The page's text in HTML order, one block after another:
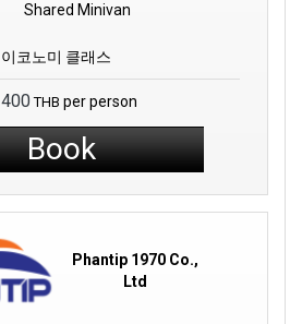
Shared Minivan
이코노미 클래스
400 THB per person
Book
Phantip 1970 Co.,
Ltd